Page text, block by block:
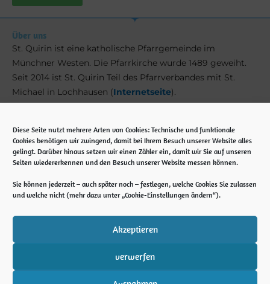
Diese Seite nutzt mehrere Arten von Cookies: Technische und funktionale
Cookies benötigen wir zwingend, damit bei Ihrem Besuch unserer Website alles
gelingt. Darüber hinaus setzen wir einen Zähler ein, damit wir Sie auf unseren
Seiten wiedererkennen und den Besuch unserer Website messen können.
Sie können jederzeit – auch später noch – festlegen, welche Cookies Sie zulassen
und welche nicht (mehr dazu unter „Cookie-Einstellungen ändern“).
Akzeptieren
verwerfen
Über uns
St. Quirin ist eine katholische Pfarrgemeinde im
Münchner Westen. Die Pfarrkirche wurde 1489 geweiht.
Seit 2014 ist St. Quirin Teil des Pfarrverbandes mit St.
Michael in Lochhausen (Internetseite).
Kontakt
Pfarramt St. Quirin
Ubostraße 5
Tel. 089 89 13 66 910
E-Mail: st-quirin.muenchen@ebmuc.de
Notfall: 0171 561 88 04